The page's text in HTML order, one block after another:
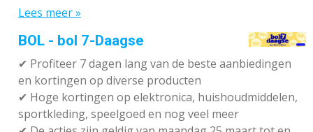
Lees meer »
BOL - bol 7-Daagse
✔ Profiteer 7 dagen lang van de beste aanbiedingen
en kortingen op diverse producten
✔ Hoge kortingen op elektronica, huishoudmiddelen,
sportkleding, speelgoed en nog veel meer